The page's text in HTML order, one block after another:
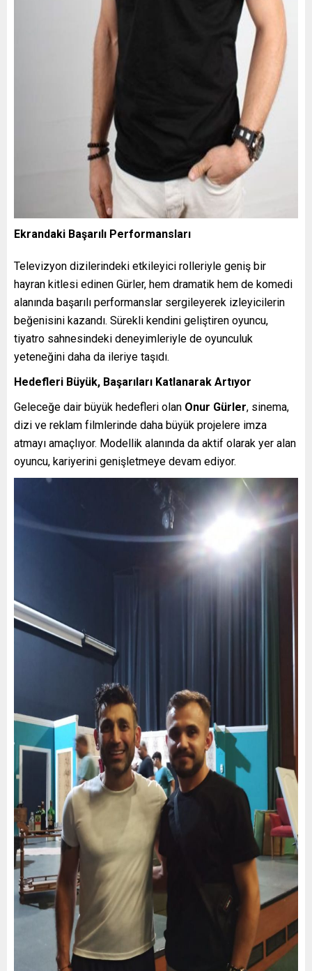
Ekrandaki Başarılı Performansları
Televizyon dizilerindeki etkileyici rolleriyle geniş bir
hayran kitlesi edinen Gürler, hem dramatik hem de komedi
alanında başarılı performanslar sergileyerek izleyicilerin
beğenisini kazandı. Sürekli kendini geliştiren oyuncu,
tiyatro sahnesindeki deneyimleriyle de oyunculuk
yeteneğini daha da ileriye taşıdı.
Hedefleri Büyük, Başarıları Katlanarak Artıyor
Geleceğe dair büyük hedefleri olan Onur Gürler, sinema,
dizi ve reklam filmlerinde daha büyük projelere imza
atmayı amaçlıyor. Modellik alanında da aktif olarak yer alan
oyuncu, kariyerini genişletmeye devam ediyor.